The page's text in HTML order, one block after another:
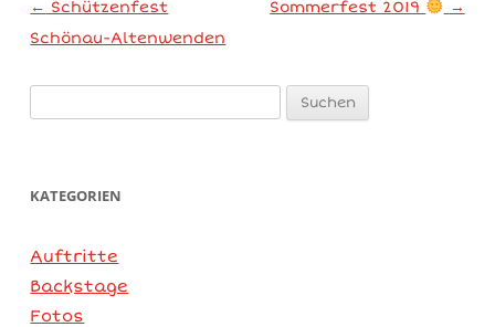
Artikel-Navigation
← Schützenfest
Schönau-Altenwenden
Sommerfest 2019 →
KATEGORIEN
Auftritte
Backstage
Fotos